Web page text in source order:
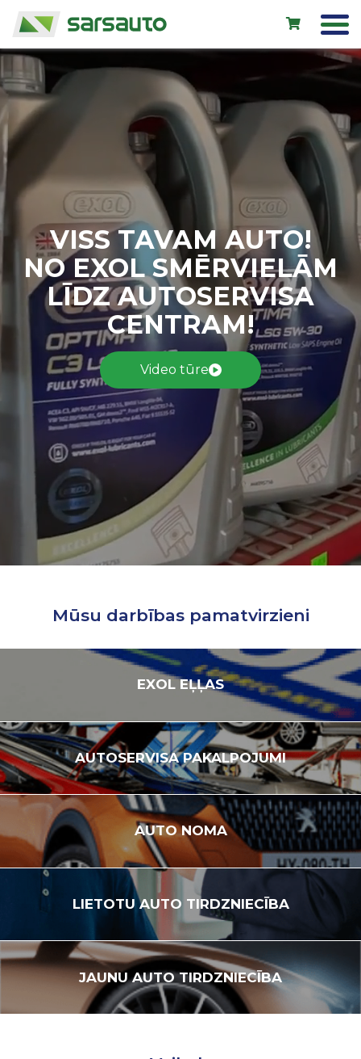
Exol eļļas
Autoserviss
Noma
Veikals
Jauni auto
Lietoti auto
Kontakti
VISS TAVAM AUTO!
NO EXOL SMĒRVIELĀM
LĪDZ AUTOSERVISA
CENTRAM!
Video tūre
Mūsu darbības pamatvirzieni
EXOLEĻĻAS
AUTOSERVISAPAKALPOJUMI
AUTONOMA
LIETOTUAUTO TIRDZNIECĪBA
JAUNUAUTO TIRDZNIECĪBA